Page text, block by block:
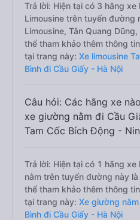
Trả lời: Hiện tại có 3 hãng
Limousine trên tuyến đường
Limousine, Tân Quang
thể tham khảo thêm thông
tại trang này: Xe limousine
Bình đi Cầu Giấy - Hà Nội
Câu hỏi: Các hãng xe
xe giường nằm đi Cầu
Tam Cốc Bích Động -
Trả lời: Hiện tại có 1 hãng
nằm trên tuyến đường này
thể tham khảo thêm thông
tại trang này: Xe giường
Bình đi Cầu Giấy - Hà Nội